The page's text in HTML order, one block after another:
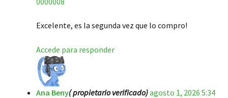
Excelente, es la segunda vez que lo compro!
Accede para responder
Ana Beny( propietario verificado)agosto 1, 2026 5:34